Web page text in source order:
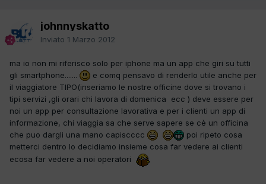
johnnyskatto
Inviato 1 Marzo 2012
ma io non mi riferisco solo per iphone ma un app che giri su tutti
gli smartphone.......
e comq pensavo di renderlo utile anche per
il viaggiatore TIPO(inseriamo le nostre officine dove si trovano i
tipi servizi ,gli orari chi lavora di domenica ecc ) deve essere per
noi un app per consultazione lavorativa e per i clienti un app di
informazione, chi viaggia sa che serve sapere se cè un officina
che puo dargli una mano capiscccc
poi ripeto cosa
metterci dentro lo decidiamo insieme cosa far vedere ai clienti
ecosa far vedere a noi operatori